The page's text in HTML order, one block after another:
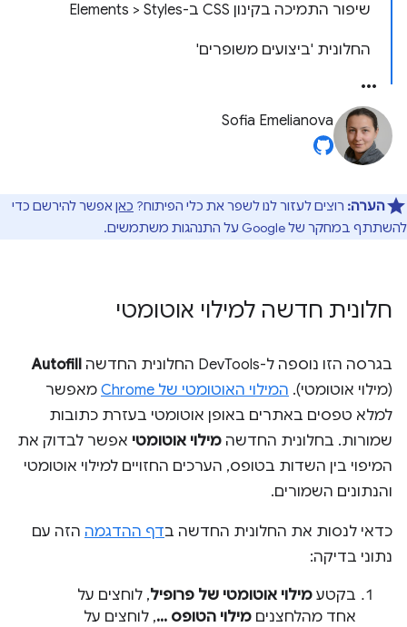
שיפור התמיכה בקינון CSS ב-Elements > Styles
החלונית 'ביצועים משופרים'
Sofia Emelianova
הערה: רוצים לעזור לנו לשפר את כלי הפיתוח? כאןאפשר להירשם כדי
להשתתף במחקר של Google על התנהגות משתמשים.
חלונית חדשה למילוי אוטומטי
בגרסה הזו נוספה ל-DevTools החלונית החדשה
Autofill
(מילוי אוטומטי). המילוי האוטומטי של Chrome
מאפשר
למלא טפסים באתרים באופן אוטומטי בעזרת כתובות
שמורות. בחלונית החדשה מילוי אוטומטי אפשר לבדוק את
המיפוי בין השדות בטופס, הערכים החזויים למילוי אוטומטי
והנתונים השמורים.
כדאי לנסות את החלונית החדשה בדף ההדגמה הזה עם
נתוני בדיקה:
בקטע מילוי אוטומטי של פרופיל, לוחצים על
אחד מהלחצנים מילוי הטופס ..., לוחצים על